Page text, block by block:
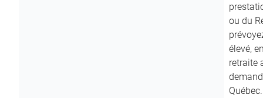
ou du
élevé,
retraite